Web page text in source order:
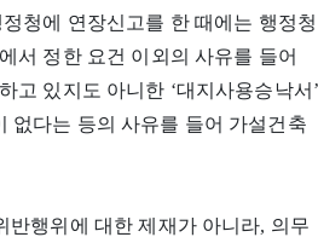
청에 연장신고를 한 때에는 행정청
서 정한 요건 이외의 사유를 들어
고 있지도 아니한 ‘대지사용승낙서’
없다는 등의 사유를 들어 가설건축
행위에 대한 제재가 아니라, 의무